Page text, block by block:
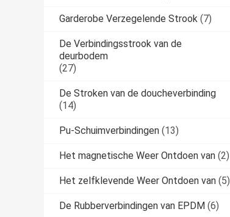
Garderobe Verzegelende Strook (7)
De Verbindingsstrook van de
deurbodem
(27)
De Stroken van de doucheverbinding
(14)
Pu-Schuimverbindingen (13)
Het magnetische Weer Ontdoen van (2)
Het zelfklevende Weer Ontdoen van (5)
De Rubberverbindingen van EPDM (6)